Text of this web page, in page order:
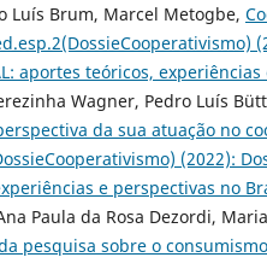
Luís Brum, Marcel Metogbe,
aportes teóricos,
Wagner, Pedro Luís
da sua atuação no
(2022):
e perspectivas no
Paula da Rosa Dezordi,
pesquisa sobre o consumismo